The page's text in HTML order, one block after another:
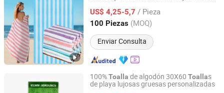
US$ 4,25-5,7 / Pieza
100 Piezas (MOQ)
Enviar Consulta
Hebei, China Desde 2025
100%Toalla de algodón 30X60 Toallas
de playa lujosas gruesas personalizadas
Suzhou A Plus Textiles Company Limited